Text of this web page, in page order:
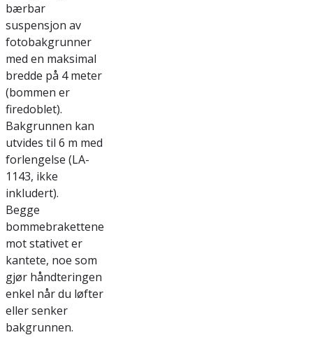
bærbar
suspensjon av
fotobakgrunner
med en maksimal
bredde på 4 meter
(bommen er
firedoblet).
Bakgrunnen kan
utvides til 6 m med
forlengelse (LA-
1143, ikke
inkludert).
Begge
bommebrakettene
mot stativet er
kantete, noe som
gjør håndteringen
enkel når du løfter
eller senker
bakgrunnen.